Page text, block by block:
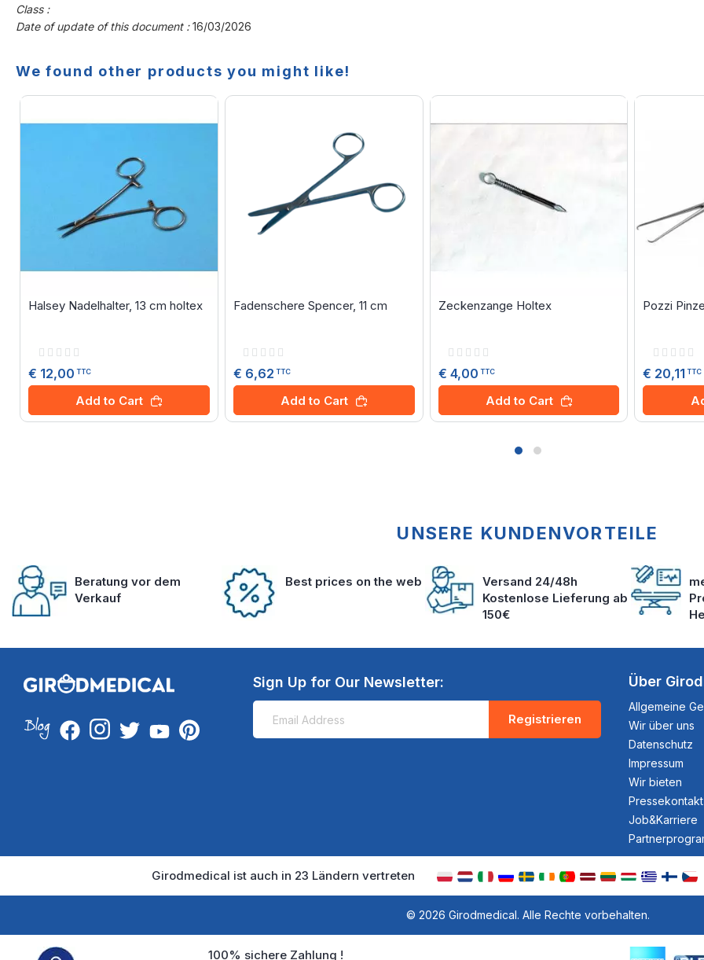
Class :
Date of update of this document :16/03/2026
We found other products you might like!
Halsey Nadelhalter, 13 cm holtex
Rating:
€ 12,00 TTC
Add to Cart
Fadenschere Spencer, 11 cm
Rating:
€ 6,62 TTC
Add to Cart
Zeckenzange Holtex
Rating:
€ 4,00 TTC
Add to Cart
Pozzi
Rating:
€ 20,11 TTC
UNSERE KUNDENVORTEILE
Beratung vor dem
Verkauf
Best prices on the web
Versand 24/48h
Kostenlose Lieferung ab
150€
Sign Up for Our Newsletter:
Registrieren
Über
Allgemeine
Wir über uns
Datenschutz
Impressum
Wir bieten
Pressekontakt
Job&Karriere
Girodmedical ist auch in 23 Ländern vertreten
© 2026 Girodmedical. Alle Rechte vorbehalten.
100% sichere Zahlung !